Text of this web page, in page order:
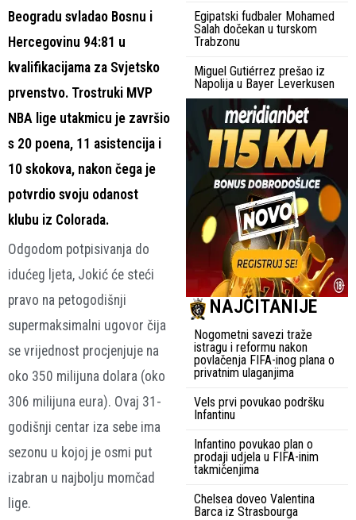
Beogradu svladao Bosnu i
Hercegovinu 94:81 u
kvalifikacijama za Svjetsko
prvenstvo. Trostruki MVP
NBA lige utakmicu je završio
s 20 poena, 11 asistencija i
10 skokova, nakon čega je
potvrdio svoju odanost
klubu iz Colorada.
Odgodom potpisivanja do
idućeg ljeta, Jokić će steći
pravo na petogodišnji
supermaksimalni ugovor čija
se vrijednost procjenjuje na
oko 350 milijuna dolara (oko
306 milijuna eura). Ovaj 31-
godišnji centar iza sebe ima
sezonu u kojoj je osmi put
izabran u najbolju momčad
lige.
Egipatski fudbaler Mohamed
Salah dočekan u turskom
Trabzonu
Miguel Gutiérrez prešao iz
Napolija u Bayer Leverkusen
NAJČITANIJE
Nogometni savezi traže
istragu i reformu nakon
povlačenja FIFA-inog plana o
privatnim ulaganjima
Vels prvi povukao podršku
Infantinu
Infantino povukao plan o
prodaji udjela u FIFA-inim
takmičenjima
Chelsea doveo Valentina
Barca iz Strasbourga